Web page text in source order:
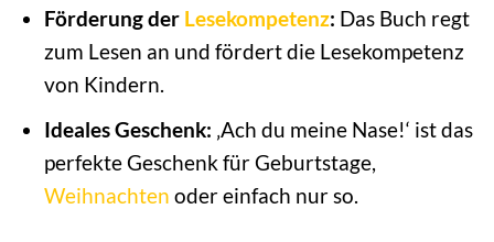
Förderung der Lesekompetenz: Das Buch regt
zum Lesen an und fördert die Lesekompetenz
von Kindern.
Ideales Geschenk: ‚Ach du meine Nase!‘ ist das
perfekte Geschenk für Geburtstage,
Weihnachten oder einfach nur so.